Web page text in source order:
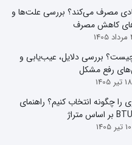
مصرف می‌کند؟ بررسی علت‌ها و
کاهش مصرف
بررسی دلایل، عیب‌یابی و
رفع مشکل
18 تیر 1405
چگونه انتخاب کنیم؟ راهنمای
10 تیر 1405